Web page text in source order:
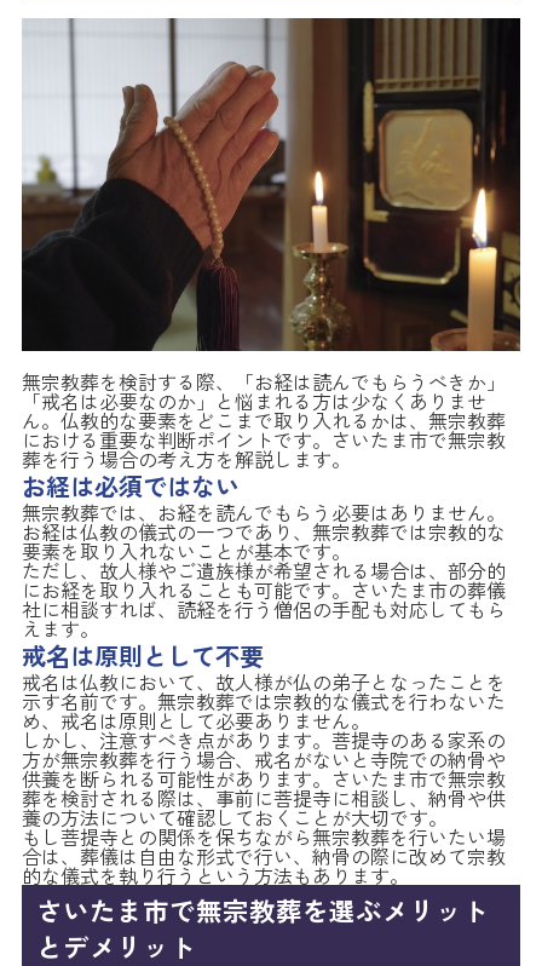
無宗教葬を検討する際、「お経は読んでもらうべきか」
「戒名は必要なのか」と悩まれる方は少なくありませ
ん。仏教的な要素をどこまで取り入れるかは、無宗教葬
における重要な判断ポイントです。さいたま市で無宗教
葬を行う場合の考え方を解説します。
お経は必須ではない
無宗教葬では、お経を読んでもらう必要はありません。
お経は仏教の儀式の一つであり、無宗教葬では宗教的な
要素を取り入れないことが基本です。
ただし、故人様やご遺族様が希望される場合は、部分的
にお経を取り入れることも可能です。さいたま市の葬儀
社に相談すれば、読経を行う僧侶の手配も対応してもら
えます。
戒名は原則として不要
戒名は仏教において、故人様が仏の弟子となったことを
示す名前です。無宗教葬では宗教的な儀式を行わないた
め、戒名は原則として必要ありません。
しかし、注意すべき点があります。菩提寺のある家系の
方が無宗教葬を行う場合、戒名がないと寺院での納骨や
供養を断られる可能性があります。さいたま市で無宗教
葬を検討される際は、事前に菩提寺に相談し、納骨や供
養の方法について確認しておくことが大切です。
もし菩提寺との関係を保ちながら無宗教葬を行いたい場
合は、葬儀は自由な形式で行い、納骨の際に改めて宗教
的な儀式を執り行うという方法もあります。
さいたま市で無宗教葬を選ぶメリット
とデメリット